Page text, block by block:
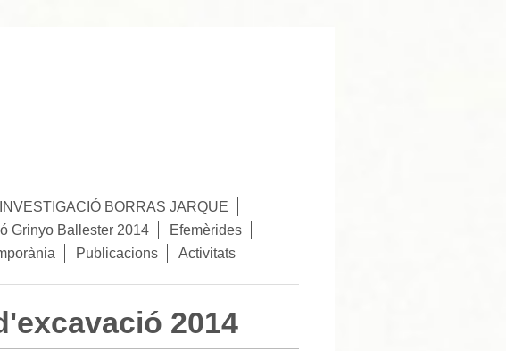
BORRAS JARQUE
Grinyo Ballester 2014
Efemèrides
Publicacions Activitats
2014